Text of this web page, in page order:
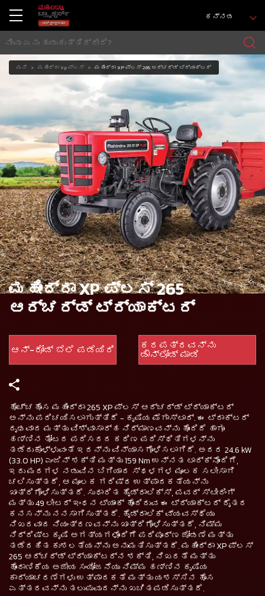
ಕನ್ನಡ
ಮನೆ ಮಹೀಂದ್ರಾ Xp ಪ್ಲಸ್ ಮಹೀಂದ್ರಾ XP ಪ್ಲಸ್ 265 ಆರ್ಚರ್ಡ್ ಟ್ರ್ಯಾಕ್ಟರ್
ಮಹೀಂದ್ರಾ XP ಪ್ಲಸ್ 265
ಆರ್ಚರ್ಡ್ ಟ್ರ್ಯಾಕ್ಟರ್
ಆನ್-ರೋಡ್ ಬೆಲೆ ಪಡೆಯಿರಿ ಕರಪತ್ರವನ್ನು
ಡೌನ್‌ಲೋಡ್ ಮಾಡಿ
ಹೊಚ್ಚಹೊಸ ಮಹೀಂದ್ರಾ 265 XP ಪ್ಲಸ್ ಆರ್ಚರ್ಡ್ ಟ್ರ್ಯಾಕ್ಟರ್
ಅನ್ನು ಪರಿಚಯಿಸಲಾಗುತ್ತಿದೆ - ಕೃಷಿಯ ಮೆಗಾಸ್ಟಾರ್. ಈ ಟ್ರಾಕ್ಟರ್
ದೃಢವಾದ ಮತ್ತು ವಿಶ್ವಾಸಾರ್ಹ ನಿರ್ಮಾಣವನ್ನು ಹೊಂದಿದೆ ಹಾಗೂ
ಹಣ್ಣಿನ ತೋಟದ ಪರಿಸರದ ಕಠಿಣ ಪರಿಸ್ಥಿತಿಗಳನ್ನು
ತಡೆದುಕೊಳ್ಳುವಂತೆ ಇದನ್ನು ವಿನ್ಯಾಸಗೊಳಿಸಲಾಗಿದೆ. ಅದರ 24.6 kW
(33.0 HP) ಎಂಜಿನ್ ಶಕ್ತಿ ಮತ್ತು 159 Nm ಉನ್ನತ ಟಾರ್ಕ್‌ನೊಂದಿಗೆ,
ಇದು ಮರಗಳ ನಡುವಿನ ಬಿಗಿಯಾದ ಸ್ಥಳಗಳ ಮೂಲಕ ಸಲೀಸಾಗಿ
ಚಲಿಸುತ್ತದೆ, ಆ ಮೂಲಕ ಗರಿಷ್ಠ ಉತ್ಪಾದಕತೆಯನ್ನು
ಖಾತ್ರಿಗೊಳಿಸುತ್ತದೆ. ಸುಧಾರಿತ ಹೈಡ್ರಾಲಿಕ್ಸ್, ಪವರ್ ಸ್ಟೀರಿಂಗ್
ಮತ್ತು 49 ಲೀಟರ್ ಇಂಧನ ಟ್ಯಾಂಕ್ ಹೊಂದಿರುವ ಈ ಟ್ರ್ಯಾಕ್ಟರ್ ರೈತರ
ಕನಸನ್ನು ನನಸಾಗಿಸುತ್ತದೆ. ಹೈಡ್ರಾಲಿಕ್ ವ್ಯವಸ್ಥೆಯು
ನಿಖರವಾದ ನಿಯಂತ್ರಣವನ್ನು ಖಾತ್ರಿಗೊಳಿಸುತ್ತದೆ, ನಿಮ್ಮ
ನಿರ್ದಿಷ್ಟ ಕೃಷಿ ಅಗತ್ಯಗಳೊಂದಿಗೆ ಪರಿಪೂರ್ಣ ಜೋಡಣೆ ಮತ್ತು
ತಡೆರಹಿತ ಕುಶಲತೆಯನ್ನು ಅನುಮತಿಸುತ್ತದೆ. ಮಹೀಂದ್ರಾ XP ಪ್ಲಸ್
265 ಆರ್ಚರ್ಡ್ ಟ್ರ್ಯಾಕ್ಟರ್‌ನ ಶಕ್ತಿ, ನಿಖರತೆ ಮತ್ತು
ಹೊಂದಾಣಿಕೆಯ ಅಜೇಯ ಸಂಯೋಜನೆಯು ನಿಮ್ಮ ಹಣ್ಣಿನ ಕೃಷಿಯ
ಕಾರ್ಯಾಚರಣೆಗಳು ಉತ್ಪಾದಕತೆ ಮತ್ತು ಯಶಸ್ಸಿನ ಹೊಸ
ಎತ್ತರವನ್ನು ತಲುಪುವುದನ್ನು ಖಚಿತಪಡಿಸುತ್ತದೆ.